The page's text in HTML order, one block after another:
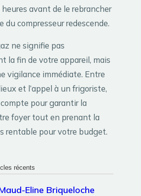
avant de le rebrancher
du compresseur redescende.
ne signifie pas
la fin de votre appareil, mais
vigilance immédiate. Entre
et l’appel à un frigoriste,
pour garantir la
foyer tout en prenant la
rentable pour votre budget.
récents
Eline Briqueloche